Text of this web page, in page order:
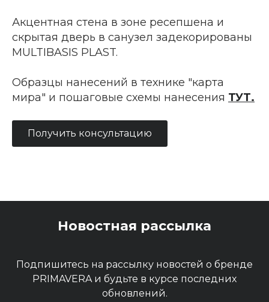
Акцентная стена в зоне ресепшена и
скрытая дверь в санузел задекорированы
MULTIBASIS PLAST.
Образцы нанесений в технике "карта
мира" и пошаговые схемы нанесения ТУТ.
Получить консультацию
Новостная рассылка
Подпишитесь на рассылку новостей о бренде
PRIMAVERA и будьте в курсе последних
обновлений.